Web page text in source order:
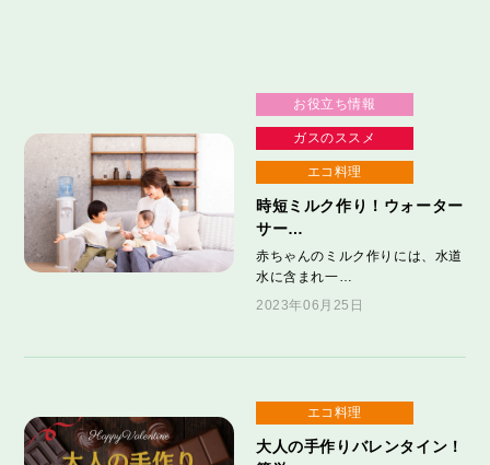
お役立ち情報
ガスのススメ
エコ料理
時短ミルク作り！ウォーター
サー…
赤ちゃんのミルク作りには、水道
水に含まれ一…
2023年06月25日
エコ料理
大人の手作りバレンタイン！